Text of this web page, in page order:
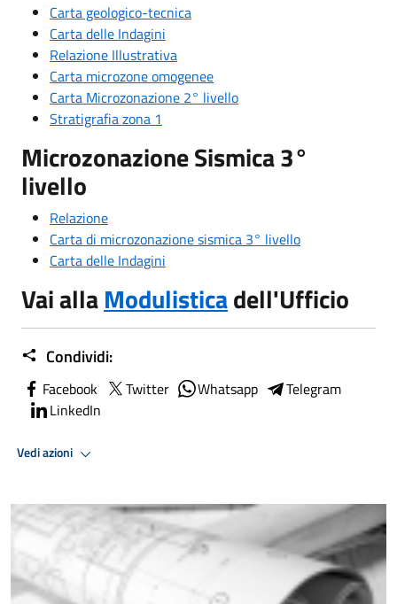
Carta geologico-tecnica
Carta delle Indagini
Relazione Illustrativa
Carta microzone omogenee
Carta Microzonazione 2° livello
Stratigrafia zona 1
Microzonazione Sismica 3°
livello
Relazione
Carta di microzonazione sismica 3° livello
Carta delle Indagini
Vai allaModulisticadell'Ufficio
Condividi:
Facebook Twitter Whatsapp
Telegram
LinkedIn
Vedi azioni